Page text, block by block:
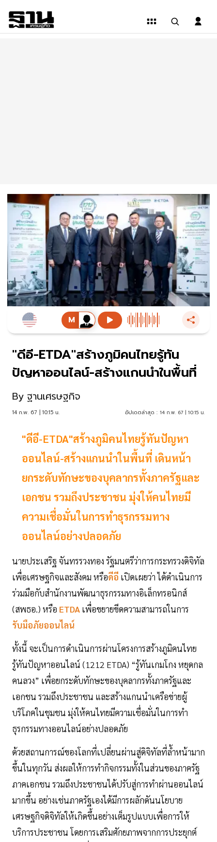
"ดีอี-ETDA"สร้างภูมิคนไทยรู้ทัน
ปัญหาออนไลน์-สร้างแกนนำในพื้นที่
By ฐานเศรษฐกิจ
14 ก.พ. 67 | 10:15 น. อัปเดตล่าสุด : 14 ก.พ. 67 | 10:15 น.
"ดีอี-ETDA"สร้างภูมิคนไทยรู้ทันปัญหา
ออนไลน์-สร้างแกนนำในพื้นที่ เดินหน้า
ยกระดับทักษะของบุคลากรทั้งภาครัฐและ
เอกชน รวมถึงประชาชน มุ่งให้คนไทยมี
ความเชื่อมั่นในการทำธุรกรรมทาง
ออนไลน์อย่างปลอดภัย
นายประเสริฐ จันทรรวงทอง รัฐมนตรีว่าการกระทรวงดิจิทัล
เพื่อเศรษฐกิจและสังคม หรือดีอี เปิดเผยว่า ได้ดำเนินการ
ร่วมมือกับสำนักงานพัฒนาธุรกรรมทางอิเล็กทรอนิกส์
(สพธอ.) หรือ ETDA เพื่อขยายขีดความสามารถในการ
รับมือภัยออนไลน์
ทั้งนี้ จะเป็นการดำเนินการผ่านโครงการสร้างภูมิคนไทย
รู้ทันปัญหาออนไลน์ (1212 ETDA) “รู้ทันเกมโกง หยุดกล
คนลวง” เพื่อยกระดับทักษะของบุคลากรทั้งภาครัฐและ
เอกชน รวมถึงประชาชน และสร้างแกนนำเครือข่ายผู้
บริโภคในชุมชน มุ่งให้คนไทยมีความเชื่อมั่นในการทำ
ธุรกรรมทางออนไลน์อย่างปลอดภัย
ด้วยสถานการณ์ของโลกที่เปลี่ยนผ่านสู่ดิจิทัลที่ล้ำหน้ามาก
ขึ้นในทุกวัน ส่งผลให้การทำกิจกรรมทั้งในส่วนของภาครัฐ
ภาคเอกชน รวมถึงประชาชนได้ปรับสู่การทำผ่านออนไลน์
มากขึ้น อย่างเช่นภาครัฐเองได้มีการผลักดันนโยบาย
เศรษฐกิจดิจิทัลให้เกิดขึ้นอย่างเต็มรูปแบบเพื่อการให้
บริการประชาชน โดยการเสริมศักยภาพจากการประยุกต์